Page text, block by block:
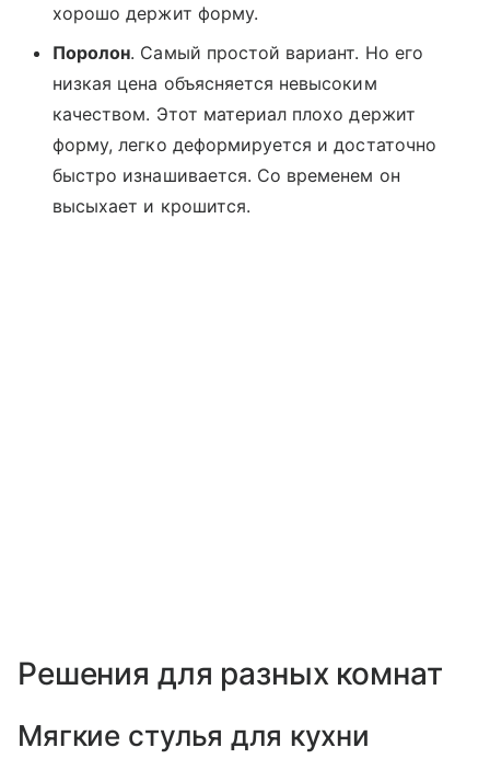
хорошо держит форму.
Поролон. Самый простой вариант. Но его
низкая цена объясняется невысоким
качеством. Этот материал плохо держит
форму, легко деформируется и достаточно
быстро изнашивается. Со временем он
высыхает и крошится.
Решения для разных комнат
Мягкие стулья для кухни